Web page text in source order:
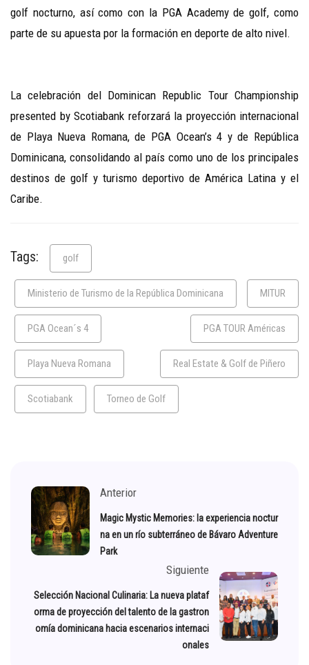
golf nocturno, así como con la PGA Academy de golf, como
parte de su apuesta por la formación en deporte de alto nivel.
La celebración del Dominican Republic Tour Championship
presented by Scotiabank reforzará la proyección internacional
de Playa Nueva Romana, de PGA Ocean’s 4 y de República
Dominicana, consolidando al país como uno de los principales
destinos de golf y turismo deportivo de América Latina y el
Caribe.
Tags: golf
Ministerio de Turismo de la República Dominicana MITUR
PGA Ocean´s 4 PGA TOUR Américas
Playa Nueva Romana Real Estate & Golf de Piñero
Scotiabank Torneo de Golf
Anterior
Magic Mystic Memories: la experiencia noctur
na en un río subterráneo de Bávaro Adventure
Park
Siguiente
Selección Nacional Culinaria: La nueva plataf
orma de proyección del talento de la gastron
omía dominicana hacia escenarios internaci
onales